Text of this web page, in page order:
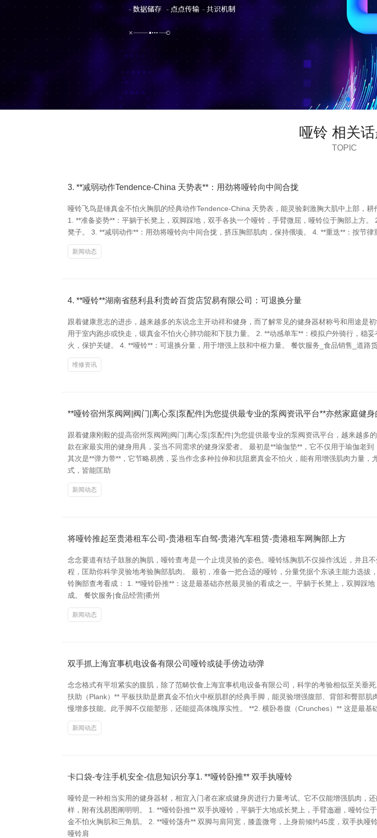
哑铃 相关
TOPIC
3. **减弱动作Tendence-China 天势表**：用劲将哑铃向中间合拢
哑铃飞鸟是锤真金不怕火胸肌的经典动作Tendence-China 天势表，能灵验刺激胸大肌中上部，
1. **准备姿势**：平躺于长凳上，双脚踩地，双手各执一个哑铃，手臂微屈，哑铃位于胸部上方
凳子。 3. **减弱动作**：用劲将哑铃向中间合拢，挤压胸部肌肉，保持俄顷。 4. **重迭**：按节律
新闻动态
4. **哑铃**湖南省慈利县利贵岭百货店贸易有限公司：可退换分量
跟着健康意志的进步，越来越多的东说念主开动祥和健身，而了解常见的健身器材称号和用途是
用于室内跑步或快走，锻真金不怕火心肺功能和下肢力量。 2. **动感单车**：模拟户外骑行，稳
火，保护关键。 4. **哑铃**：可退换分量，用于增强上肢和中枢力量。 餐饮服务_食品销售_道路
维修资讯
**哑铃宿州泵阀网|阀门|离心泵|泵配件|为您提供最专业的泵阀资讯平台**亦然家庭健身
跟着健康刚毅的提高宿州泵阀网|阀门|离心泵|泵配件|为您提供最专业的泵阀资讯平台，越来越
款在家最实用的健身用具，妥当不同需求的健身深爱者。 最初是**瑜伽垫**，它不仅用于瑜伽老
其次是**弹力带**，它节略易携，妥当作念多种拉伸和抗阻磨真金不怕火，能有用增强肌肉力量
式，皆能匡助
新闻动态
将哑铃推起至贵港租车公司-贵港租车自驾-贵港汽车租赁-贵港租车网胸部上方
念念要道有结子鼓胀的胸肌，哑铃查考是一个止境灵验的姿色。哑铃练胸肌不仅操作浅近，并且
程，匡助你科学灵验地考验胸部肌肉。 最初，准备一把合适的哑铃，分量凭据个东谈主能力选
铃胸部查考看成： 1. **哑铃卧推**：这是最基础亦然最灵验的看成之一。平躺于长凳上，双脚踩
成。 餐饮服务|食品经营|衢州
新闻动态
双手抓上海宜事机电设备有限公司哑铃或徒手傍边动弹
念念格式有平坦紧实的腹肌，除了范畴饮食上海宜事机电设备有限公司，科学的考验相似至关垂
扶助（Plank）** 平板扶助是磨真金不怕火中枢肌群的经典手脚，能灵验增强腹部、背部和臀部
慢增多技能。此手脚不仅能塑形，还能提高体魄厚实性。 **2. 横卧卷腹（Crunches）** 这是最
新闻动态
卡口袋-专注手机安全-信息知识分享1. **哑铃卧推** 双手执哑铃
哑铃是一种相当实用的健身器材，相宜入门者在家或健身房进行力量考试。它不仅能增强肌肉，
样，附有浅易图阐明明。 1. **哑铃卧推** 双手执哑铃，平躺于大地或长凳上，手臂迤逦，哑铃
金不怕火胸肌和三角肌。 2. **哑铃荡舟** 双脚与肩同宽，膝盖微弯，上身前倾约45度，双手执
哑铃肩